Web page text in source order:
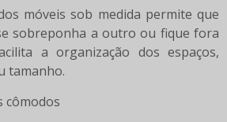
móveis sob medida permite que
sobreponha a outro ou fique fora
a organização dos espaços,
tamanho.
cômodos